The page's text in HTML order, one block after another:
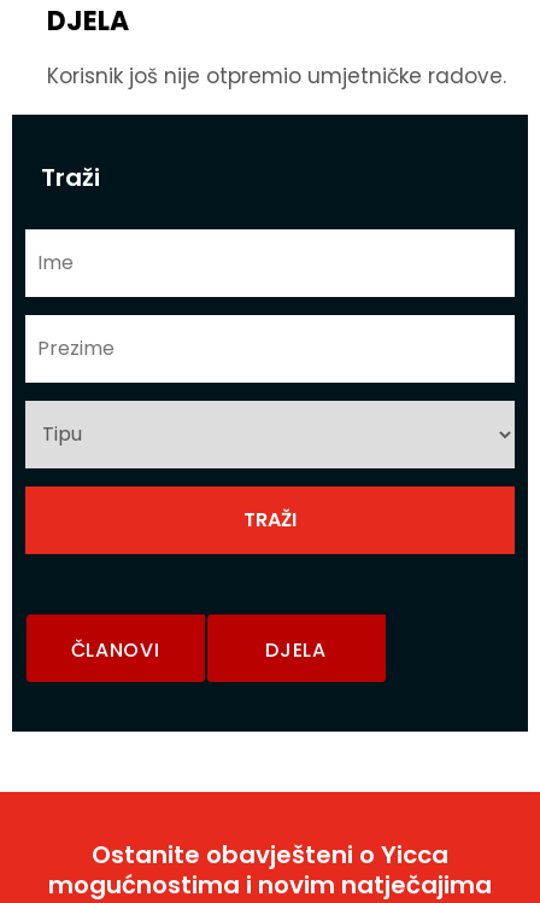
Traži
ČLANOVI DJELA
DJELA
Korisnik još nije otpremio umjetničke radove.
Ostanite obavješteni o Yicca
mogućnostima i novim natječajima